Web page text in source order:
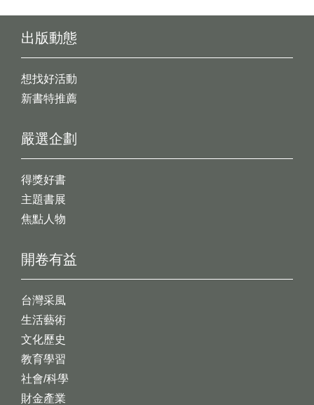
出版動態
想找好活動
新書特推薦
開卷有益
台灣采風
生活藝術
文化歷史
教育學習
社會/科學
財金產業
嚴選企劃
得獎好書
主題書展
焦點人物